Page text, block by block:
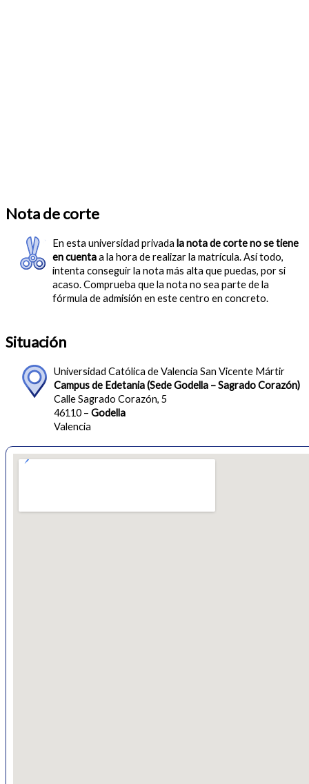
Nota de corte
En esta universidad privada la nota de corte no se tiene
en cuentaa la hora de realizar la matrícula. Así todo,
intenta conseguir la nota más alta que puedas, por si
acaso. Comprueba que la nota no sea parte de la
fórmula de admisión en este centro en concreto.
Situación
Universidad Católica de Valencia San Vicente Mártir
Campus de Edetania (Sede Godella – Sagrado Corazón)
Calle Sagrado Corazón, 5
46110 – Godella
Valencia